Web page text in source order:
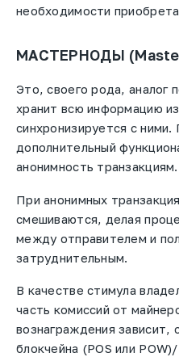
необходимости
МАСТЕРНОДЫ
Это, своего рода, аналог
хранит всю информацию
синхронизируется с
дополнительный
анонимность транзакциям.
При анонимных
смешиваются, делая
между отправителем и
затруднительным.
В качестве стимула
часть комиссий от
вознаграждения зависит,
блокчейна (POS или POW)/